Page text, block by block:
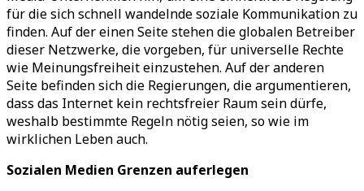
für die sich schnell wandelnde soziale Kommunikation zu
finden. Auf der einen Seite stehen die globalen Betreiber
dieser Netzwerke, die vorgeben, für universelle Rechte
wie Meinungsfreiheit einzustehen. Auf der anderen
Seite befinden sich die Regierungen, die argumentieren,
dass das Internet kein rechtsfreier Raum sein dürfe,
weshalb bestimmte Regeln nötig seien, so wie im
wirklichen Leben auch.
Sozialen Medien Grenzen auferlegen